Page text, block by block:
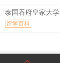
泰国吞府皇家大学
留学百科